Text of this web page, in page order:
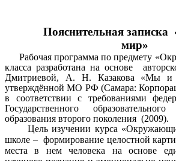
Пояснительная
мир»
Рабочая программа по предмету
класса разработана на основе
Дмитриевой, А. Н. Казакова «Мы и
утверждённой МО РФ (Самара:
в соответствии с требованиями
Государственного
образования второго поколения (2009).
Цель изучении курса
школе – формирование целостной
места в нем человека на основе